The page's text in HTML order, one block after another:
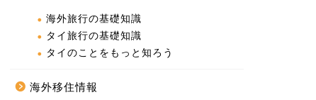
海外旅行の基礎知識
タイ旅行の基礎知識
タイのことをもっと知ろう
海外移住情報